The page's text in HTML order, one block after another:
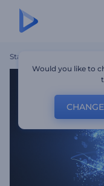
Startseite
Would you like to
CHANGE